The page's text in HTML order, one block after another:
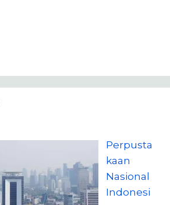
Perpusta
kaan
Nasional
Indonesi